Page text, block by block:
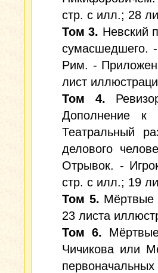
стр. с илл.; 28
Том 3. Невский
сумасшедшего.
Рим. -
лист
Том 4.
Дополнение к
Театральный
делового
Отрывок. -
стр. с илл.; 19
Том 5. Мёртвые
23 листа
Том 6.
Чичикова или